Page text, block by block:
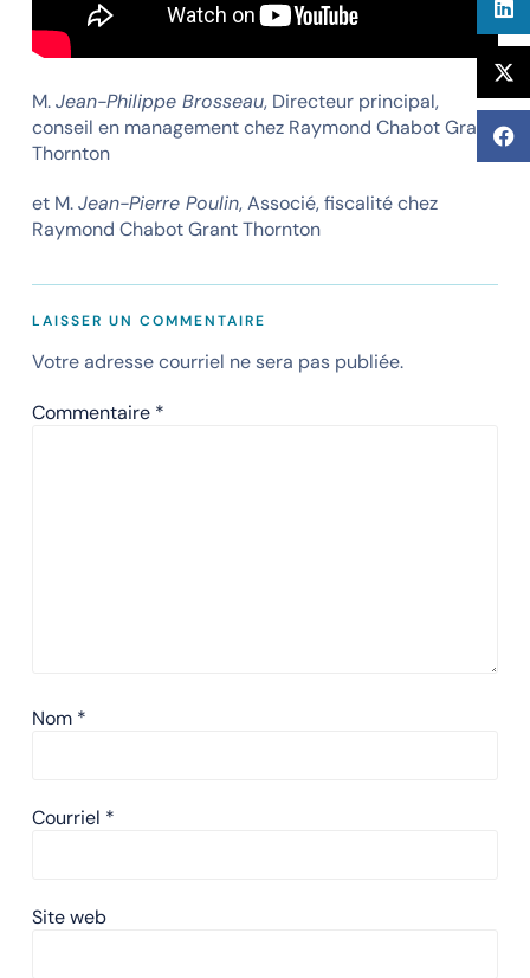
M.Jean-Philippe Brosseau, Directeur principal,
conseil en management chez Raymond Chabot Grant
Thornton
et M.Jean-Pierre Poulin, Associé, fiscalité chez
Raymond Chabot Grant Thornton
LAISSER UN COMMENTAIRE
Votre adresse courriel ne sera pas publiée.
Commentaire *
Nom *
Courriel *
Site web